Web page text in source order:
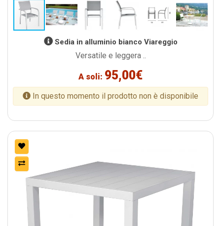
Sedia in alluminio bianco Viareggio
Versatile e leggera ..
A soli: 95,00€
In questo momento il prodotto non è disponibile